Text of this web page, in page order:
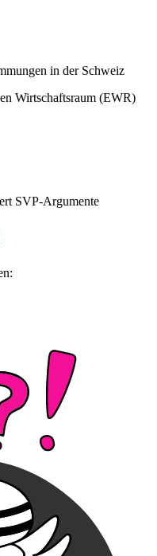
in der Schweiz
Wirtschaftsraum (EWR)
SVP-Argumente